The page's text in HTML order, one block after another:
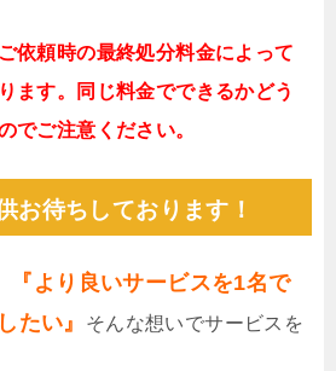
依頼時の最終処分料金によって
ます。同じ料金でできるかどう
でご注意ください。
お待ちしております！
『より良いサービスを1名で
たい』
そんな想いでサービスを